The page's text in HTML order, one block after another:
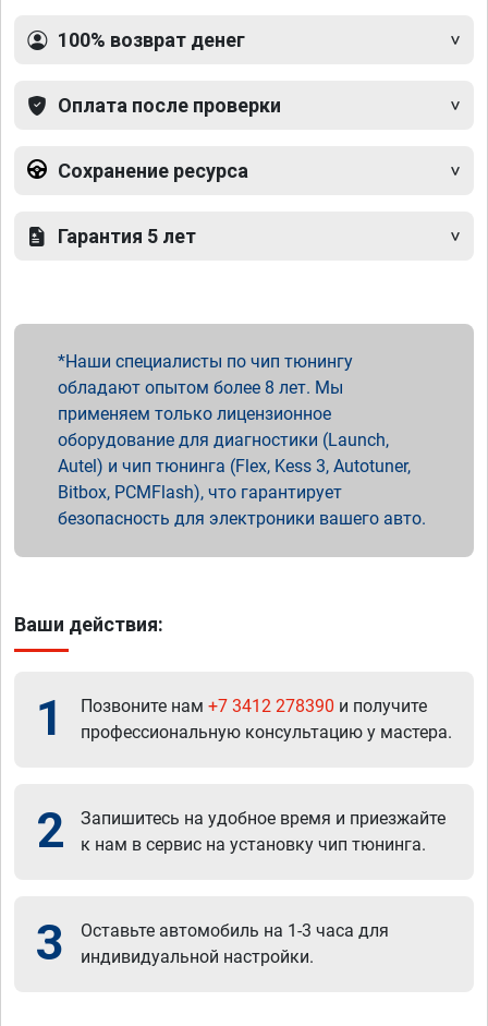
100% возврат денег
Оплата после проверки
Сохранение ресурса
Гарантия 5 лет
Наши специалисты по чип тюнингу
обладают опытом более 8 лет. Мы
применяем только лицензионное
оборудование для диагностики (Launch,
Autel) и чип тюнинга (Flex, Kess 3, Autotuner,
Bitbox, PCMFlash), что гарантирует
безопасность для электроники вашего авто.
Ваши действия:
1 Позвоните нам +7 3412 278390 и получите
профессиональную консультацию у мастера.
2
Запишитесь на удобное время и приезжайте
к нам в сервис на установку чип тюнинга.
3
Оставьте автомобиль на 1-3 часа для
индивидуальной настройки.